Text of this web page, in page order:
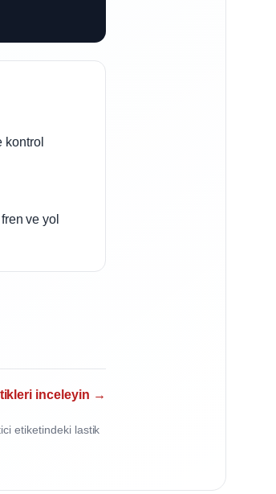
kontrol
ve yol
inceleyin →
etiketindeki lastik